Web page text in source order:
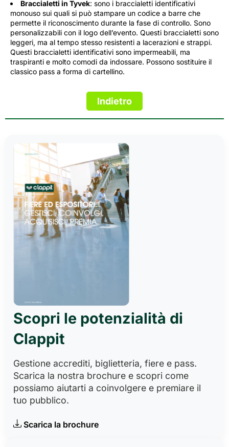
Braccialetti in Tyvek: sono i braccialetti identificativi
monouso sui quali si può stampare un codice a barre che
permette il riconoscimento durante la fase di controllo. Sono
personalizzabili con il logo dell’evento. Questi braccialetti sono
leggeri, ma al tempo stesso resistenti a lacerazioni e strappi.
Questi braccialetti identificativi sono impermeabili, ma
traspiranti e molto comodi da indossare. Possono sostituire il
classico pass a forma di cartellino.
Scopri le potenzialità di
Clappit
Gestione accrediti, biglietteria, fiere e pass.
Scarica la nostra brochure e scopri come
possiamo aiutarti a coinvolgere e premiare il
tuo pubblico.
Scarica la brochure